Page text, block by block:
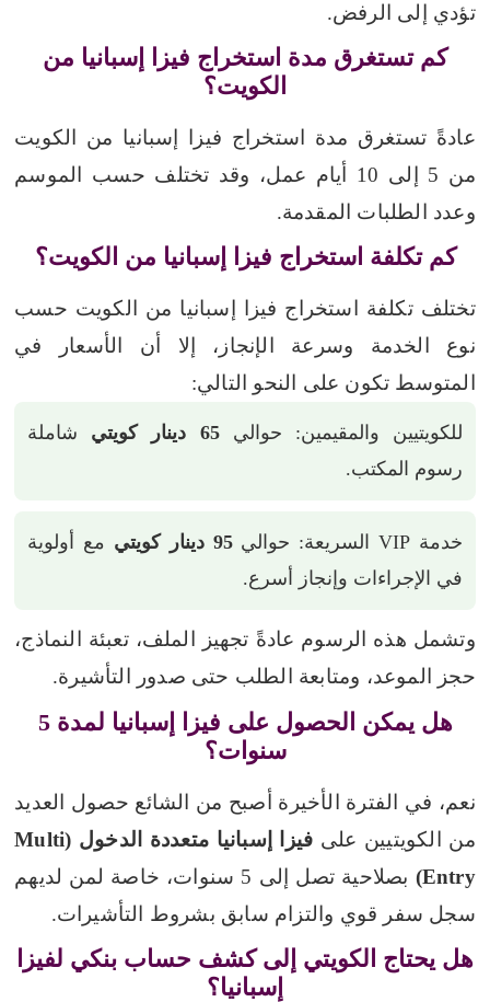
تؤدي إلى الرفض.
كم تستغرق مدة استخراج فيزا إسبانيا من
الكويت؟
عادةً تستغرق مدة استخراج فيزا إسبانيا من الكويت
من 5 إلى 10 أيام عمل، وقد تختلف حسب الموسم
وعدد الطلبات المقدمة.
كم تكلفة استخراج فيزا إسبانيا من الكويت؟
تختلف تكلفة استخراج فيزا إسبانيا من الكويت حسب
نوع الخدمة وسرعة الإنجاز، إلا أن الأسعار في
المتوسط تكون على النحو التالي:
للكويتيين والمقيمين: حوالي65 دينار كويتي
شاملة
رسوم المكتب.
خدمة VIP السريعة: حوالي 95 دينار كويتي
مع أولوية
في الإجراءات وإنجاز أسرع.
وتشمل هذه الرسوم عادةً تجهيز الملف، تعبئة النماذج،
حجز الموعد، ومتابعة الطلب حتى صدور التأشيرة.
هل يمكن الحصول على فيزا إسبانيا لمدة 5
سنوات؟
نعم، في الفترة الأخيرة أصبح من الشائع حصول العديد
من الكويتيين على
فيزا إسبانيا متعددة الدخول (Multi
Entry)
بصلاحية تصل إلى 5 سنوات، خاصة لمن لديهم
سجل سفر قوي والتزام سابق بشروط التأشيرات.
هل يحتاج الكويتي إلى كشف حساب بنكي لفيزا
إسبانيا؟